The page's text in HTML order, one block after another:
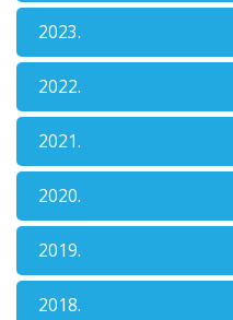
2023.
2022.
2021.
2020.
2019.
2018.